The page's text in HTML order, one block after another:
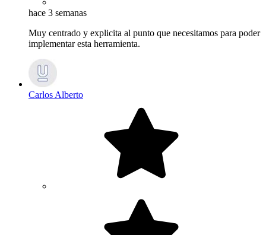
hace 3 semanas
Muy centrado y explicita al punto que necesitamos para poder
implementar esta herramienta.
Carlos Alberto